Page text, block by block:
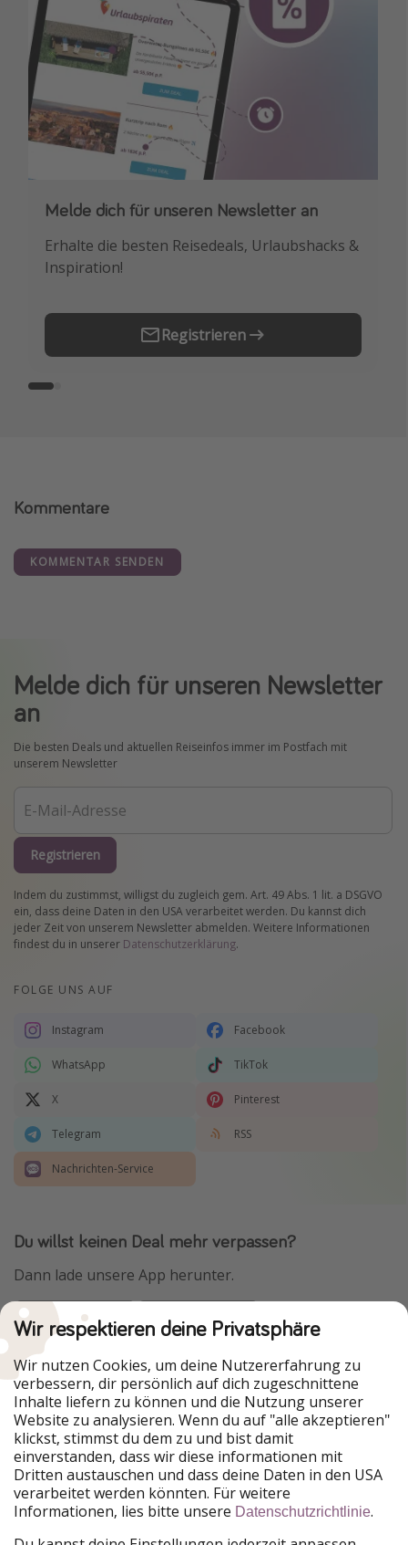
Melde dich für unseren Newsletter an
Erhalte die besten Reisedeals, Urlaubshacks &
Inspiration!
Registrieren
Downloade unsere App
Buche die besten Reiseschnäppchen als
Erstes.
Kommentare
KOMMENTAR SENDEN
Melde dich für unseren Newsletter
an
Die besten Deals und aktuellen Reiseinfos immer im Postfach mit
unserem Newsletter
Registrieren
Indem du zustimmst, willigst du zugleich gem. Art. 49 Abs. 1 lit. a DSGVO
ein, dass deine Daten in den USA verarbeitet werden. Du kannst dich
jeder Zeit von unserem Newsletter abmelden. Weitere Informationen
findest du in unserer Datenschutzerklärung.
FOLGE UNS AUF
Instagram Facebook
WhatsApp TikTok
X Pinterest
Telegram RSS
Nachrichten-Service
Du willst keinen Deal mehr verpassen?
Dann lade unsere App herunter.
Urlaubspiraten ist Teil der HolidayPirates Group
Unsere Märkte
PiratinViaggio
HolidayPirates
VakantiePiraten
WakacyjniPiraci
VoyagesPirates
Ferienpiraten
Urlaubspiraten
ViajerosPiratas
TravelPirates
Wir respektieren deine Privatsphäre
Wir nutzen Cookies, um deine Nutzererfahrung zu
verbessern, dir persönlich auf dich zugeschnittene
Inhalte liefern zu können und die Nutzung unserer
Website zu analysieren. Wenn du auf "alle akzeptieren"
klickst, stimmst du dem zu und bist damit
einverstanden, dass wir diese informationen mit
Dritten austauschen und dass deine Daten in den USA
verarbeitet werden könnten. Für weitere
Informationen, lies bitte unsere Datenschutzrichtlinie.